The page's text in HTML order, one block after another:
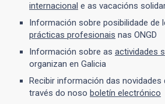
internacional e as vacacións
Información sobre posibilidade de
prácticas profesionais nas ONGD
Información sobre as actividades
organizan en Galicia
Recibir información das
través do noso boletín electrónico